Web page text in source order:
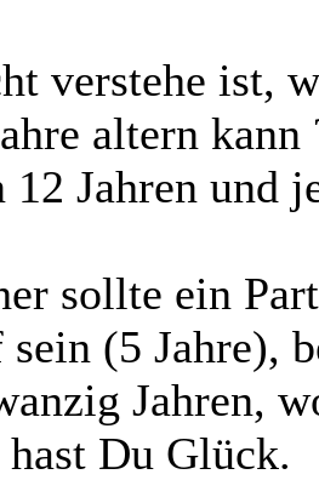
verstehe ist,
altern
12 Jahren und
sollte ein
(5 Jahre),
Jahren,
Du Glück.